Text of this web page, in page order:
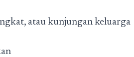
atau kunjungan keluarga